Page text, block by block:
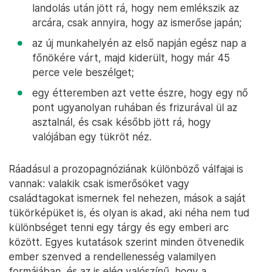
landolás után jött rá, hogy nem emlékszik az
arcára, csak annyira, hogy az ismerőse japán;
az új munkahelyén az első napján egész nap a
főnökére várt, majd kiderült, hogy már 45
perce vele beszélget;
egy étteremben azt vette észre, hogy egy nő
pont ugyanolyan ruhában és frizurával ül az
asztalnál, és csak később jött rá, hogy
valójában egy tükröt néz.
Ráadásul a prozopagnóziának különböző válfajai is
vannak: valakik csak ismerősöket vagy
családtagokat ismernek fel nehezen, mások a saját
tükörképüket is, és olyan is akad, aki néha nem tud
különbséget tenni egy tárgy és egy emberi arc
között. Egyes kutatások szerint minden ötvenedik
ember szenved a rendellenesség valamilyen